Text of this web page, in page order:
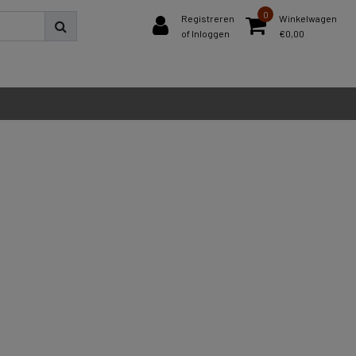
Registreren
of Inloggen
0
Winkelwagen
€0,00